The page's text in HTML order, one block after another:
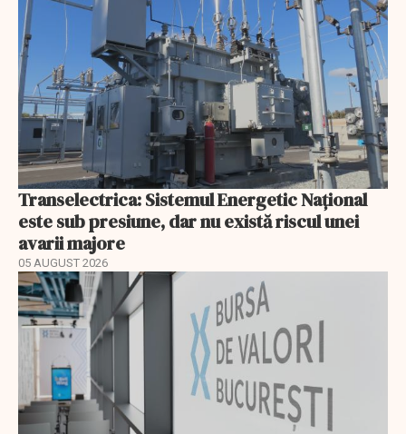
Transelectrica: Sistemul Energetic Național
este sub presiune, dar nu există riscul unei
avarii majore
05 AUGUST 2026